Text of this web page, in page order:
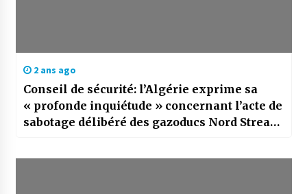
2 ans ago
Conseil de sécurité: l’Algérie exprime sa
« profonde inquiétude » concernant l’acte de
sabotage délibéré des gazoducs Nord Stream